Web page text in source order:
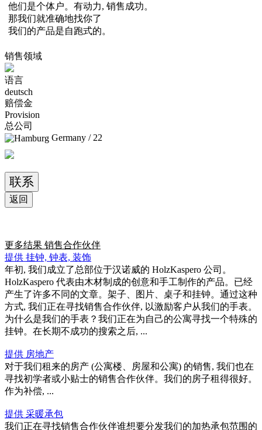
他们是个体户。有动力, 销售成功。
那我们就准确地找你了
我们的产品是自跑式的。
销售领域
语言
deutsch
赔偿金
Provision
总公司
Germany / 22
联系
返回
更多结果 销售合作伙伴
提供 挂钟, 钟表, 装饰
年初, 我们成立了总部位于汉诺威的 HolzKaspero 公司。
HolzKaspero 代表由木材制成的创意和手工制作的产品。已经
产生了许多不同的文章。架子、图片、桌子和挂钟。通过这种
方式, 我们正在寻找销售合作伙伴, 以激励客户从我们的手表。
为什么是我们的手表？我们正在为自己的公寓寻找一个特殊的
挂钟。在长期不成功的搜索之后, ...
提供 房地产
对于我们租来的房产 (公寓楼、房屋和公寓) 的销售, 我们也在
寻找初学者或小贴士的销售合作伙伴。我们的房子租得很好。
作为补偿, ...
提供 采暖承包
我们正在寻找销售合作伙伴谁想要分发我们的加热承包范围的